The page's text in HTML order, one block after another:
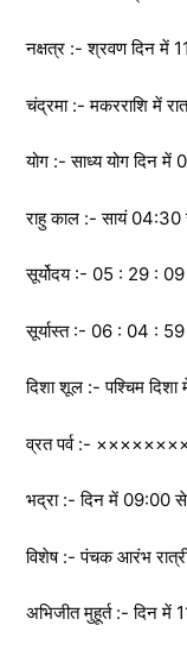
नक्षत्र :- श्रवण दिन में
चंद्रमा :- मकरराशि में
योग :- साध्य योग दिन
राहु काल :- सायं
सूर्योदय :- 05 : 29 :
सूर्यास्त :- 06 : 04 :
दिशा शूल :- पश्चिम दिशा
व्रत पर्व :-
भद्रा :- दिन में 09:00
विशेष :- पंचक आरंभ
अभिजीत मुहूर्त :- दिन